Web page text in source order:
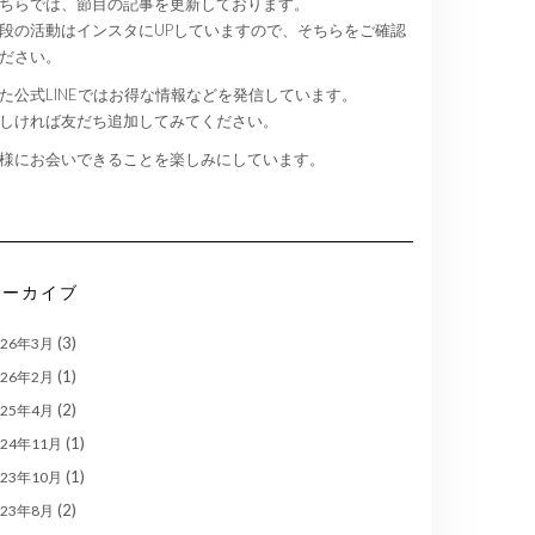
の活動はインスタにUPしていますので、そちらをご確認
さい。
公式LINEではお得な情報などを発信しています。
ければ友だち追加してみてください。
にお会いできることを楽しみにしています。
カイブ
年3月 (3)
年2月 (1)
年4月 (2)
年11月 (1)
年10月 (1)
年8月 (2)